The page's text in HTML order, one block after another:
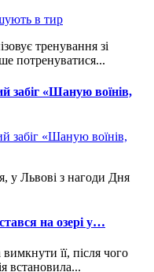
тренування зі
потренуватися...
забіг «Шаную воїнів,
у Львові з нагоди Дня
на озері у…
її, після чого
встановила...